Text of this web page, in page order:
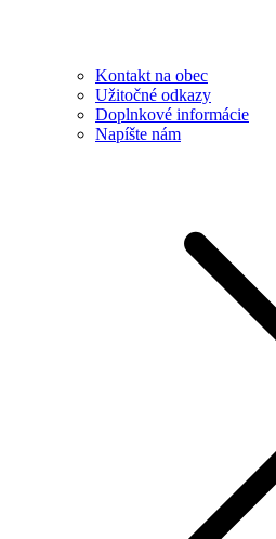
Kontakt na obec
Užitočné odkazy
Doplnkové informácie
Napíšte nám